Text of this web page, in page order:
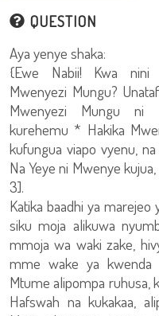
QUESTION
Aya yenye shaka:
{Ewe Nabii! Kwa nini
Mwenyezi Mungu?
Mwenyezi Mungu ni
kurehemu * Hakika
kufungua viapo vyenu,
Na Yeye ni Mwenye
3].
Katika baadhi ya marejeo
siku moja alikuwa
mmoja wa waki zake,
mme wake ya kwenda
Mtume alipompa ruhusa,
Hafswah na kukakaa,